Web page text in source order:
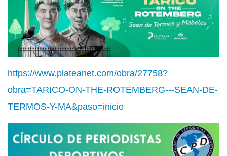
https://www.plateanet.com/obra/27758?
obra=TARICO-ON-THE-ROTEMBERG---SEAN-DE-
TERMOS-Y-MA&paso=inicio